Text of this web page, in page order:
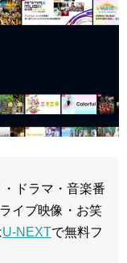
ドラマ・音楽番
イブ映像・お笑
U-NEXTで無料フ